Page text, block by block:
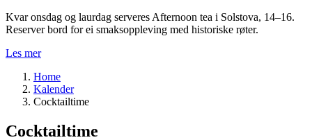
Kvar onsdag og laurdag serveres Afternoon tea i Solstova, 14–16.
Reserver bord for ei smaksoppleving med historiske røter.
Les mer
Home
Kalender
Cocktailtime
Cocktailtime